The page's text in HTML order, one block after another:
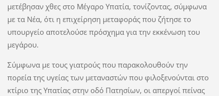
µετέβησαν χθες στο Μέγαρο Υπατία, τονίζοντας, σύμφωνα
με τα Νέα, ότι η επιχείρηση µεταφοράς που ζήτησε το
υπουργείο αποτελούσε πρόσχηµα για την εκκένωση του
µεγάρου.
Σύμφωνα με τους γιατρούς που παρακολουθούν την
πορεία της υγείας των μεταναστών που φιλοξενούνται στο
κτίριο της Υπατίας στην οδό Πατησίων, οι απεργοί πείνας